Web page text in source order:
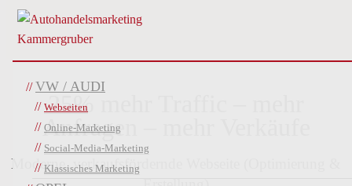
VW / AUDI
Webseiten
Online-Marketing
Social-Media-Marketing
Klassisches Marketing
25% mehr Traffic – mehr
Anfragen – mehr Verkäufe
Moderne, verkaufsfördernde Webseite (Optimierung &